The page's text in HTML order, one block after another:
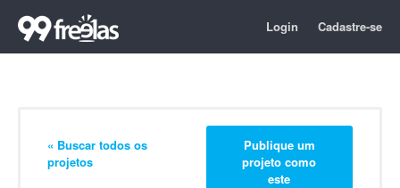
Login Cadastre-se
« Buscar todos os
projetos
Publique um
projeto como
este